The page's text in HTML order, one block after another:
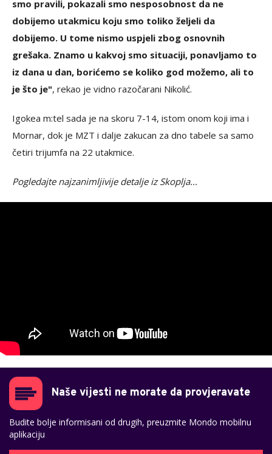
smo pravili, pokazali smo nesposobnost da ne
dobijemo utakmicu koju smo toliko željeli da
dobijemo. U tome nismo uspjeli zbog osnovnih
grešaka. Znamo u kakvoj smo situaciji, ponavljamo to
iz dana u dan, borićemo se koliko god možemo, ali to
je što je", rekao je vidno razočarani Nikolić.
Igokea m:tel sada je na skoru 7-14, istom onom koji ima i
Mornar, dok je MZT i dalje zakucan za dno tabele sa samo
četiri trijumfa na 22 utakmice.
Pogledajte najzanimljivije detalje iz Skoplja...
Naše vijesti ne morate da provjeravate
Budite bolje informisani od drugih, preuzmite Mondo mobilnu
aplikaciju